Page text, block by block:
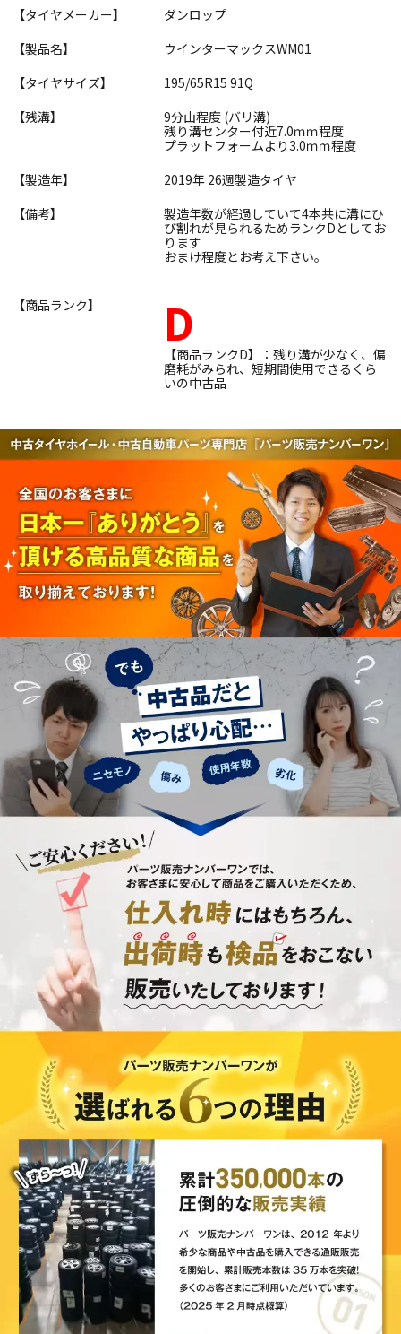
【タイヤメーカー】
ダンロップ
【製品名】
ウインターマックスWM01
【タイヤサイズ】
195/65R15 91Q
【残溝】
9分山程度 (バリ溝)
残り溝センター付近7.0ｍｍ程度
プラットフォームより3.0ｍｍ程度
【製造年】
2019年 26週製造タイヤ
【備考】
製造年数が経過していて4本共に溝にひ
び割れが見られるためランクDとしてお
ります
おまけ程度とお考え下さい。
【商品ランク】 D
【商品ランクD】：残り溝が少なく、偏
磨耗がみられ、短期間使用できるくら
いの中古品